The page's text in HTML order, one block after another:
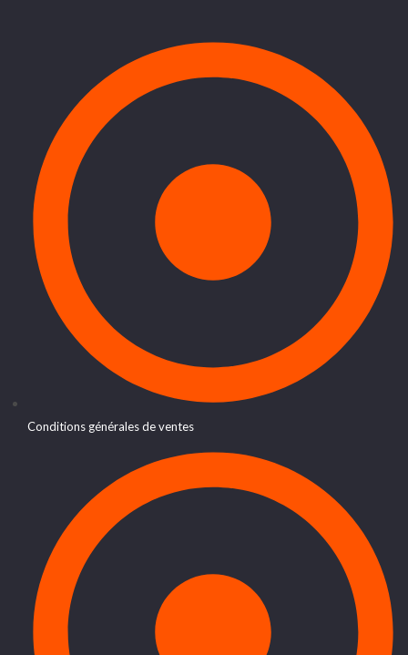
Conditions générales de ventes